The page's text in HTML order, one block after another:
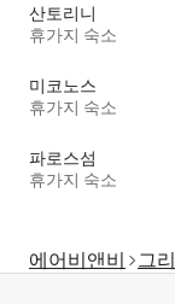
산토리니
휴가지 숙소
미코노스
휴가지 숙소
파로스섬
휴가지 숙소
에어비앤비 그